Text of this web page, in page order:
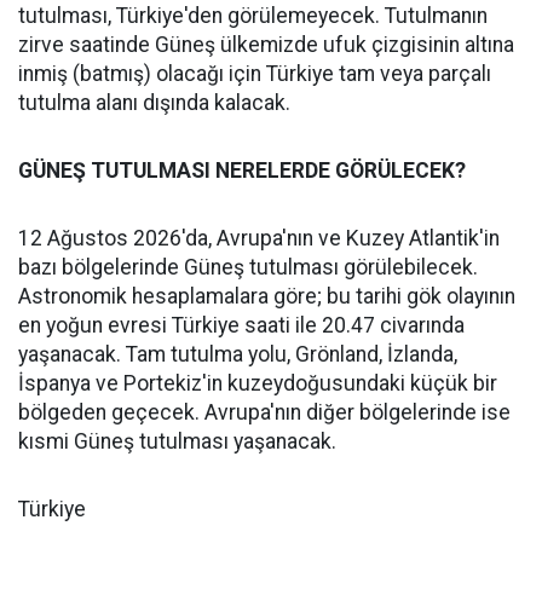
tutulması, Türkiye'den görülemeyecek. Tutulmanın
zirve saatinde Güneş ülkemizde ufuk çizgisinin altına
inmiş (batmış) olacağı için Türkiye tam veya parçalı
tutulma alanı dışında kalacak.
GÜNEŞ TUTULMASI NERELERDE GÖRÜLECEK?
12 Ağustos 2026'da, Avrupa'nın ve Kuzey Atlantik'in
bazı bölgelerinde Güneş tutulması görülebilecek.
Astronomik hesaplamalara göre; bu tarihi gök olayının
en yoğun evresi Türkiye saati ile 20.47 civarında
yaşanacak. Tam tutulma yolu, Grönland, İzlanda,
İspanya ve Portekiz'in kuzeydoğusundaki küçük bir
bölgeden geçecek. Avrupa'nın diğer bölgelerinde ise
kısmi Güneş tutulması yaşanacak.
Türkiye